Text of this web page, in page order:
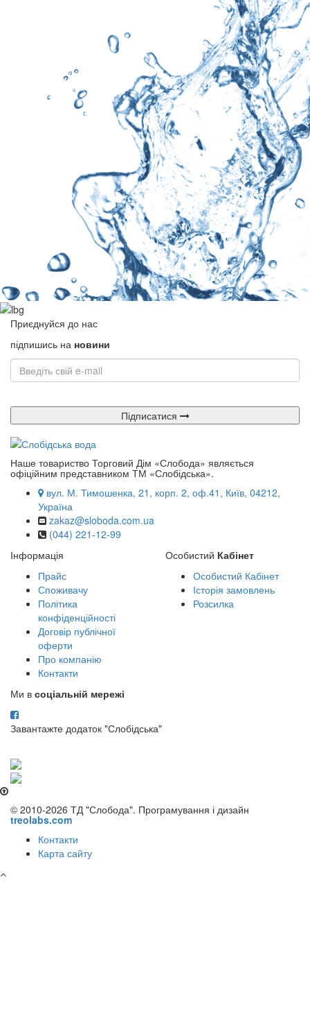
Приєднуйся до нас
підпишись на новини
Підписатися
Наше товариство Торговий Дім «Слобода» являється
офіційним представником ТМ «Слобідська».
вул. М. Тимошенка, 21, корп. 2, оф.41, Київ, 04212,
Україна
zakaz@sloboda.com.ua
(044) 221-12-99
Інформація
Прайс
Споживачу
Політика
конфіденційності
Договір публічної
оферти
Про компанію
Контакти
Особистий Кабінет
Особистий Кабінет
Історія замовлень
Розсилка
Ми в соціальній мережі
Завантажте додаток "Слобідська"
© 2010-2026 ТД "Слобода". Програмування і дизайн
treolabs.com
Контакти
Карта сайту